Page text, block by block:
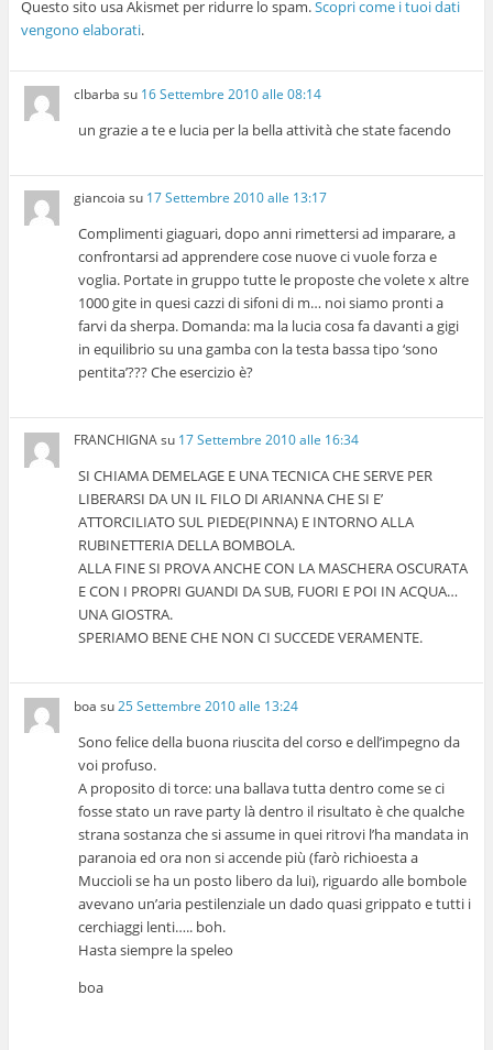
Questo sito usa Akismet per ridurre lo spam.Scopri come i tuoi dati
vengono elaborati.
clbarba su 16 Settembre 2010 alle 08:14
un grazie a te e lucia per la bella attività che state facendo
giancoia su 17 Settembre 2010 alle 13:17
Complimenti giaguari, dopo anni rimettersi ad imparare, a
confrontarsi ad apprendere cose nuove ci vuole forza e
voglia. Portate in gruppo tutte le proposte che volete x altre
1000 gite in quesi cazzi di sifoni di m… noi siamo pronti a
farvi da sherpa. Domanda: ma la lucia cosa fa davanti a gigi
in equilibrio su una gamba con la testa bassa tipo ‘sono
pentita’??? Che esercizio è?
FRANCHIGNAsu 17 Settembre 2010 alle 16:34
SI CHIAMA DEMELAGE E UNA TECNICA CHE SERVE PER
LIBERARSI DA UN IL FILO DI ARIANNA CHE SI E’
ATTORCILIATO SUL PIEDE(PINNA) E INTORNO ALLA
RUBINETTERIA DELLA BOMBOLA.
ALLA FINE SI PROVA ANCHE CON LA MASCHERA OSCURATA
E CON I PROPRI GUANDI DA SUB, FUORI E POI IN ACQUA…
UNA GIOSTRA.
SPERIAMO BENE CHE NON CI SUCCEDE VERAMENTE.
boa su25 Settembre 2010 alle 13:24
Sono felice della buona riuscita del corso e dell’impegno da
voi profuso.
A proposito di torce: una ballava tutta dentro come se ci
fosse stato un rave party là dentro il risultato è che qualche
strana sostanza che si assume in quei ritrovi l’ha mandata in
paranoia ed ora non si accende più (farò richioesta a
Muccioli se ha un posto libero da lui), riguardo alle bombole
avevano un’aria pestilenziale un dado quasi grippato e tutti i
cerchiaggi lenti….. boh.
Hasta siempre la speleo
boa